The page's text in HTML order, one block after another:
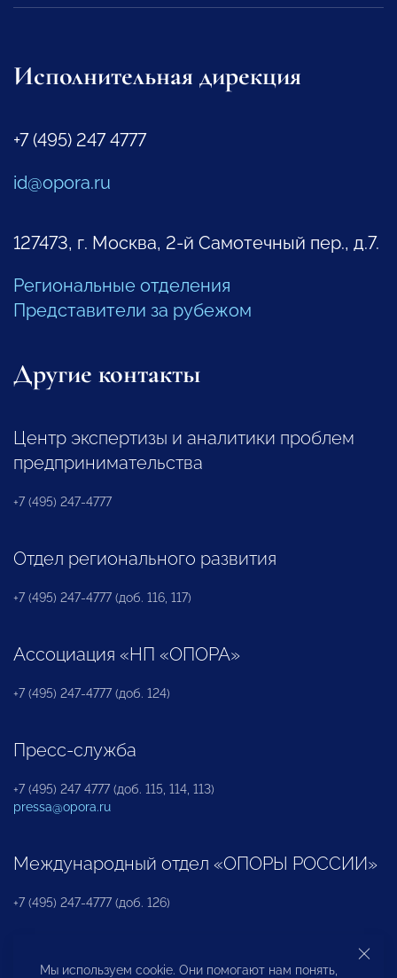
Исполнительная дирекция
+7 (495) 247 4777
id@opora.ru
127473, г. Москва, 2-й Самотечный пер., д.7.
Региональные отделения
Представители за рубежом
Другие контакты
Центр экспертизы и аналитики проблем
предпринимательства
+7 (495) 247-4777
Отдел регионального развития
+7 (495) 247-4777 (доб. 116, 117)
Ассоциация «НП «ОПОРА»
+7 (495) 247-4777 (доб. 124)
Пресс-служба
+7 (495) 247 4777 (доб. 115, 114, 113)
pressa@opora.ru
Международный отдел «ОПОРЫ РОССИИ»
+7 (495) 247-4777 (доб. 126)
Бюро по защите прав предпринимателей и
Мы используем cookie. Они помогают нам понять,